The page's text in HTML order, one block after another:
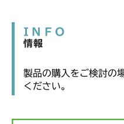
INFO
情報
製品の購入をご検討の
ください。